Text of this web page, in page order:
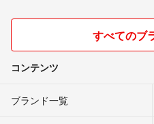
すべてのブ
コンテンツ
ブランド一覧